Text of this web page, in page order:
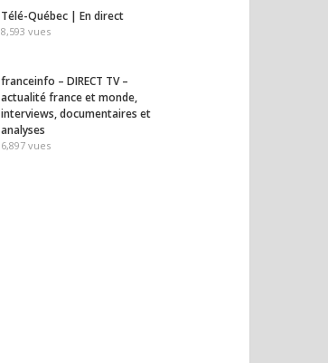
Télé-Québec | En direct
8,593 vues
franceinfo – DIRECT TV –
actualité france et monde,
interviews, documentaires et
analyses
6,897 vues